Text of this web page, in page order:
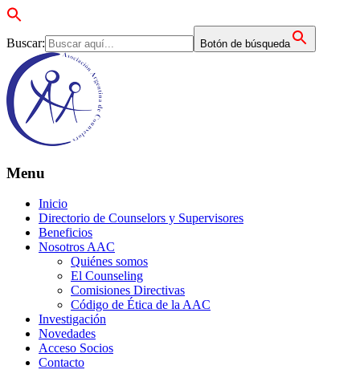
Buscar: Botón de búsqueda
Menu
Inicio
Directorio de Counselors y Supervisores
Beneficios
Nosotros AAC
Quiénes somos
El Counseling
Comisiones Directivas
Código de Ética de la AAC
Investigación
Novedades
Acceso Socios
Contacto